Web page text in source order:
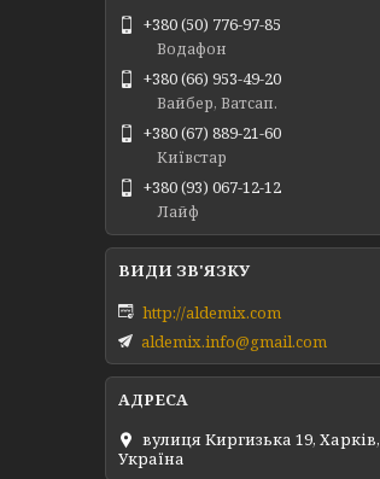
+380 (50) 776-97-85
Водафон
+380 (66) 953-49-20
Вайбер, Ватсап.
+380 (67) 889-21-60
Київстар
+380 (93) 067-12-12
Лайф
http://aldemix.com
aldemix.info@gmail.com
вулиця Киргизька 19, Харків,
Україна